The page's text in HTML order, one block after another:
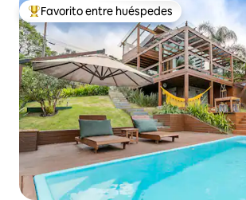
De los mejores en Favorito entre huéspedes
Favorito entre huéspedes